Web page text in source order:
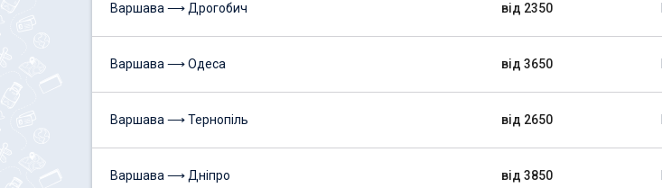
Варшава ⟶ Дрогобич від 2350
Варшава ⟶ Одеса від 3650
Варшава ⟶ Тернопіль від 2650
Варшава ⟶ Дніпро від 3850